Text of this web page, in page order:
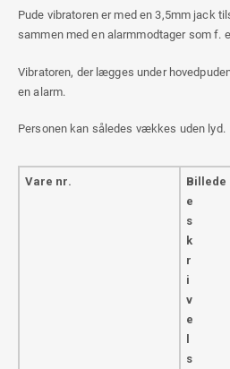
Pude vibratoren er med en 3,5mm jack
sammen med en alarmmodtager som f.
Vibratoren, der lægges under
en alarm.
Personen kan således vækkes uden lyd.
Vare nr.
B
e
s
k
r
i
v
e
s
Billede